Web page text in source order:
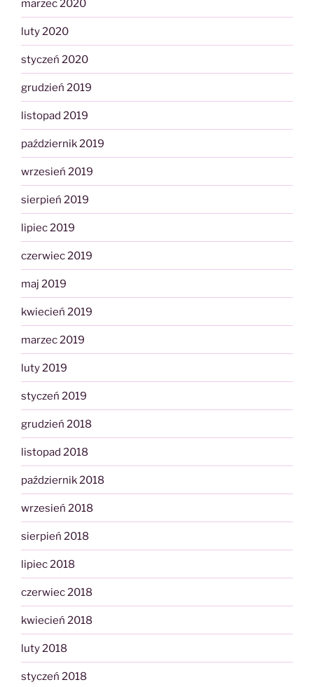
marzec 2020
luty 2020
styczeń 2020
grudzień 2019
listopad 2019
październik 2019
wrzesień 2019
sierpień 2019
lipiec 2019
czerwiec 2019
maj 2019
kwiecień 2019
marzec 2019
luty 2019
styczeń 2019
grudzień 2018
listopad 2018
październik 2018
wrzesień 2018
sierpień 2018
lipiec 2018
czerwiec 2018
kwiecień 2018
luty 2018
styczeń 2018